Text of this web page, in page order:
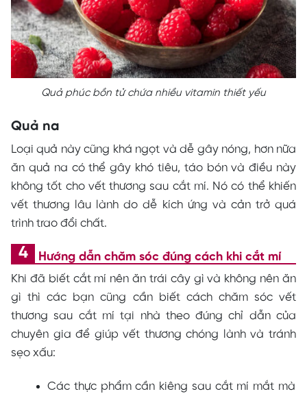
Quả phúc bồn tử chứa nhiều vitamin thiết yếu
Quả na
Loại quả này cũng khá ngọt và dễ gây nóng, hơn nữa
ăn quả na có thể gây khó tiêu, táo bón và điều này
không tốt cho vết thương sau cắt mí. Nó có thể khiến
vết thương lâu lành do dễ kích ứng và cản trở quá
trình trao đổi chất.
Hướng dẫn chăm sóc đúng cách khi cắt mí
Khi đã biết cắt mí nên ăn trái cây gì và không nên ăn
gì thì các bạn cũng cần biết cách chăm sóc vết
thương sau cắt mí tại nhà theo đúng chỉ dẫn của
chuyên gia để giúp vết thương chóng lành và tránh
sẹo xấu:
Các thực phẩm cần kiêng sau cắt mí mắt mà